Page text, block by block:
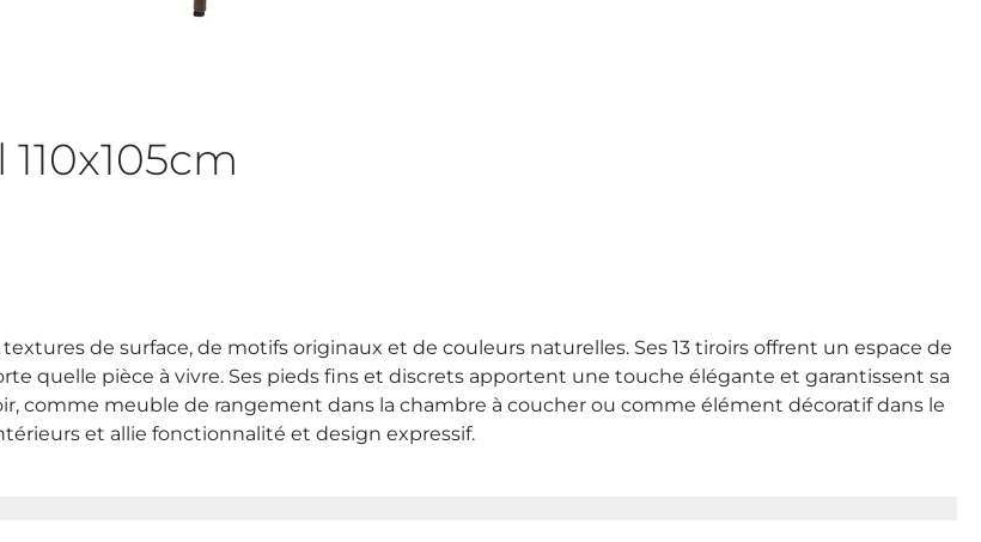
de surface, de motifs originaux et de couleurs naturelles. Ses 13 tiroirs offrent un espace de
quelle pièce à vivre. Ses pieds fins et discrets apportent une touche élégante et garantissent sa
comme meuble de rangement dans la chambre à coucher ou comme élément décoratif dans le
et allie fonctionnalité et design expressif.